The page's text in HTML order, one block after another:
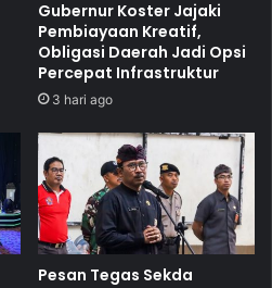
Gubernur Koster Jajaki
Pembiayaan Kreatif,
Obligasi Daerah Jadi Opsi
Percepat Infrastruktur
3 hari ago
Pesan Tegas Sekda